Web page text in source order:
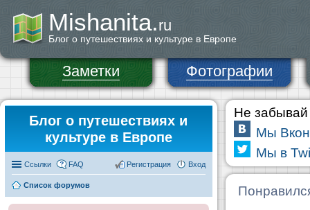
Mishanita.ru
Блог о путешествиях и культуре в Европе
Заметки Фотографии
Блог о путешествиях и
культуре в Европе
Ссылки FAQ Вход
Регистрация
Список форумов
Не забывай
Мы
Мы в